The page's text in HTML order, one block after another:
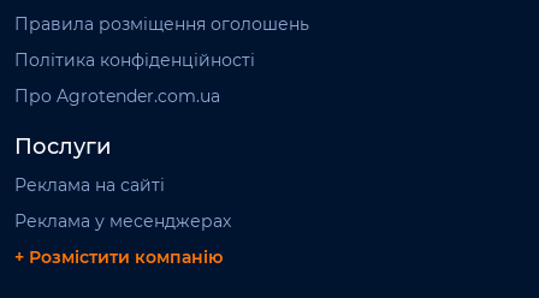
Правила розміщення оголошень
Політика конфіденційності
Про Agrotender.com.ua
Послуги
Реклама на сайті
Реклама у месенджерах
+ Розмістити компанію